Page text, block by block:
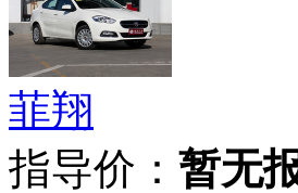
菲翔
指导价： 暂无